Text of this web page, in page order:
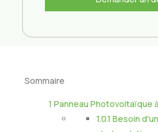
Sommaire
1 Panneau Photovoltaïque
1.0.1 Besoin